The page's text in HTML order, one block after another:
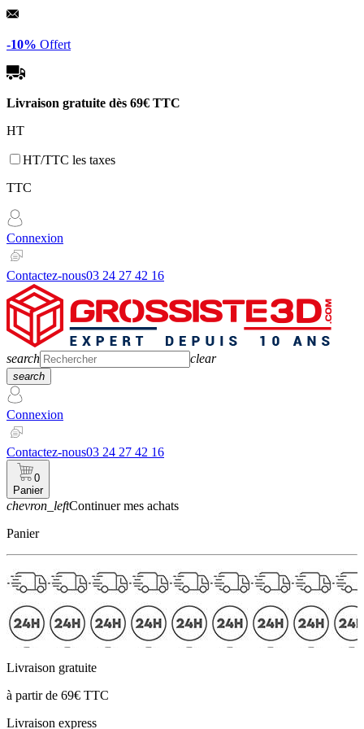
Panneau de gestion des cookies
-10% Offert
Livraison gratuite dès 69€ TTC
HT
HT/TTC les taxes
TTC
Connexion
Contactez-nous03 24 27 42 16
search clear
search
Connexion
Contactez-nous03 24 27 42 16
0
Panier
chevron_leftContinuer mes achats
Panier
Livraison gratuite
à partir de 69€ TTC
Livraison express